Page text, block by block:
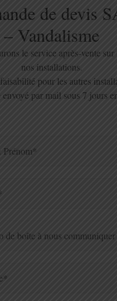
de devis
– Vandalisme
le service après-vente sur
nos installations.
pour les autres
par mail sous 7 jours